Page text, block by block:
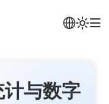
与数字